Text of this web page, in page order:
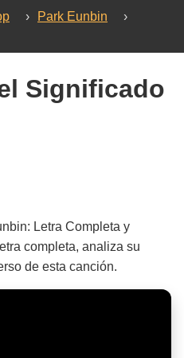
› Park Eunbin
›
Significado
Letra Completa y
completa, analiza su
de esta canción.